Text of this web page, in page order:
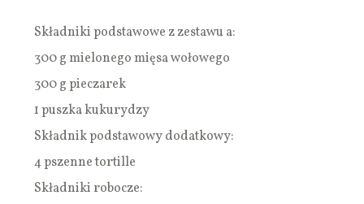
Składniki podstawowe z zestawu a:
300 g mielonego mięsa wołowego
300 g pieczarek
1 puszka kukurydzy
Składnik podstawowy dodatkowy:
4 pszenne tortille
Składniki robocze: